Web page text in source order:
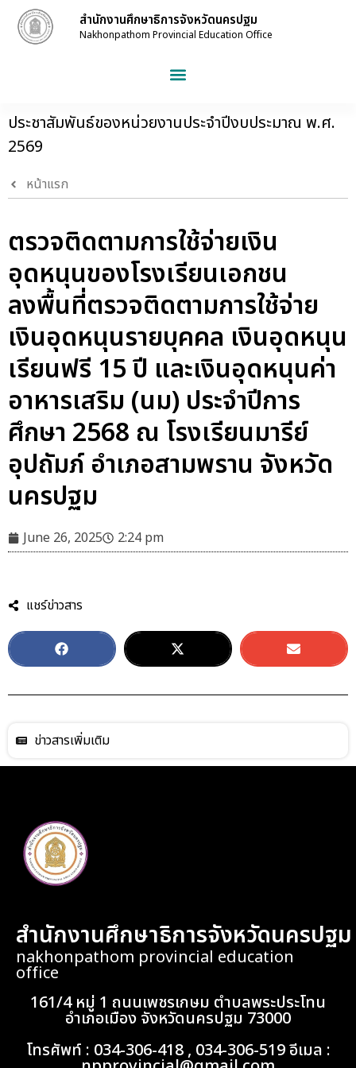
สำนักงานศึกษาธิการจังหวัดนครปฐม
Nakhonpathom Provincial Education Office
ประชาสัมพันธ์ของหน่วยงานประจำปีงบประมาณ พ.ศ.
2569
หน้าแรก
ตรวจติดตามการใช้จ่ายเงิน
อุดหนุนของโรงเรียนเอกชน
ลงพื้นที่ตรวจติดตามการใช้จ่าย
เงินอุดหนุนรายบุคคล เงินอุดหนุน
เรียนฟรี 15 ปี และเงินอุดหนุนค่า
อาหารเสริม (นม) ประจำปีการ
ศึกษา 2568 ณ โรงเรียนมารีย์
อุปถัมภ์ อำเภอสามพราน จังหวัด
นครปฐม
June 26, 2025 2:24 pm
แชร์ข่าวสาร
ข่าวสารเพิ่มเติม
สำนักงานศึกษาธิการจังหวัดนครปฐม
nakhonpathom provincial education
office
161/4 หมู่ 1 ถนนเพชรเกษม ตำบลพระประโทน
อำเภอเมือง จังหวัดนครปฐม 73000
โทรศัพท์ : 034-306-418 , 034-306-519 อีเมล :